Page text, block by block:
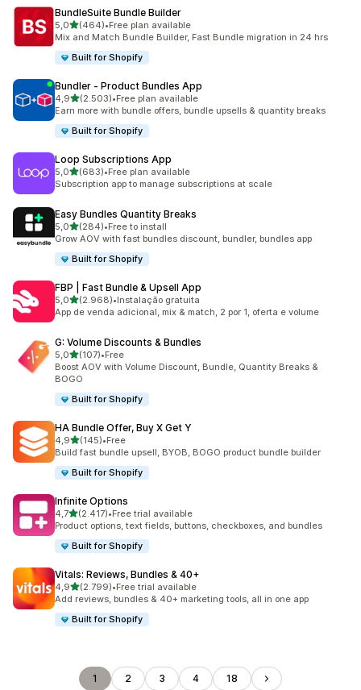
BundleSuite Bundle Builder
5,0de 5 estrelas
(464)
464 total de avaliações
•Free plan available
Mix and Match Bundle Builder, Fast Bundle migration in 24 hrs
Built for Shopify
Bundler ‑ Product Bundles App
4,9de 5 estrelas
(2.503)
2503 total de avaliações
•Free plan available
Earn more with bundle offers, bundle upsells & quantity breaks
Built for Shopify
Loop Subscriptions App
5,0de 5 estrelas
(683)
683 total de avaliações
•Free plan available
Subscription app to manage subscriptions at scale
Easy Bundles Quantity Breaks
5,0de 5 estrelas
(284)
284 total de avaliações
•Free to install
Grow AOV with fast bundles discount, bundler, bundles app
Built for Shopify
FBP | Fast Bundle & Upsell App
5,0de 5 estrelas
(2.968)
2968 total de avaliações
•Instalação gratuita
App de venda adicional, mix & match, 2 por 1, oferta e volume
G: Volume Discounts & Bundles
5,0de 5 estrelas
(107)
107 total de avaliações
•Free
Boost AOV with Volume Discount, Bundle, Quantity Breaks &
BOGO
Built for Shopify
HA Bundle Offer, Buy X Get Y
4,9de 5 estrelas
(145)
145 total de avaliações
•Free
Build fast bundle upsell, BYOB, BOGO product bundle builder
Built for Shopify
Infinite Options
4,7de 5 estrelas
(2.417)
2417 total de avaliações
•Free trial available
Product options, text fields, buttons, checkboxes, and bundles
Built for Shopify
Vitals: Reviews, Bundles & 40+
4,9de 5 estrelas
(2.799)
2799 total de avaliações
•Free trial available
Add reviews, bundles & 40+ marketing tools, all in one app
Built for Shopify
1 2 3 4 18